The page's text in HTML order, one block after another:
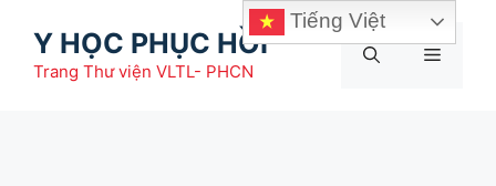
Y HỌC PHỤC HỒI
Trang Thư viện VLTL- PHCN
Menu
Tiếng Việt